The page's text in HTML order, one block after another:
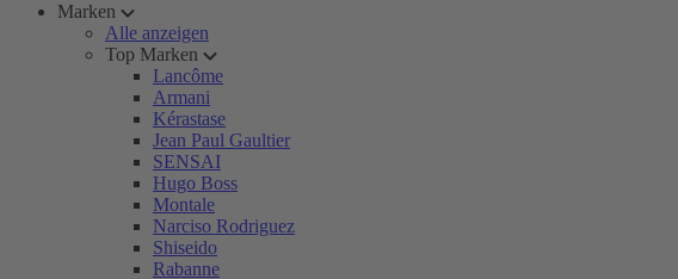
Marken
Alle anzeigen
Top Marken
Lancôme
Armani
Kérastase
Jean Paul Gaultier
SENSAI
Hugo Boss
Montale
Narciso Rodriguez
Shiseido
Rabanne